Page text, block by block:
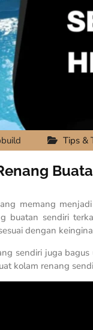
Tips &
memang
buatan sendiri
dengan
sendiri juga
kolam renang